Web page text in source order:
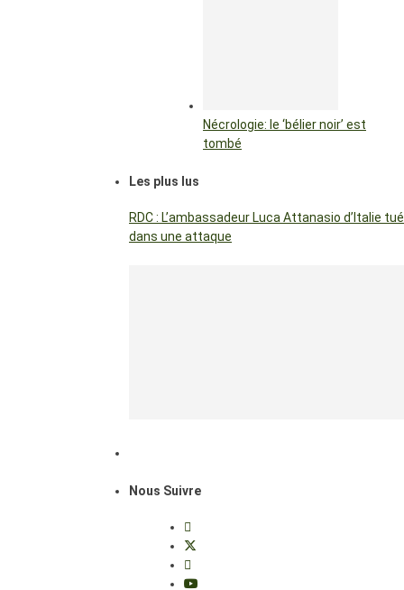
Nécrologie: le ‘bélier noir’ est
tombé
Les plus lus
RDC : L’ambassadeur Luca Attanasio d’Italie tué
dans une attaque
Nous Suivre